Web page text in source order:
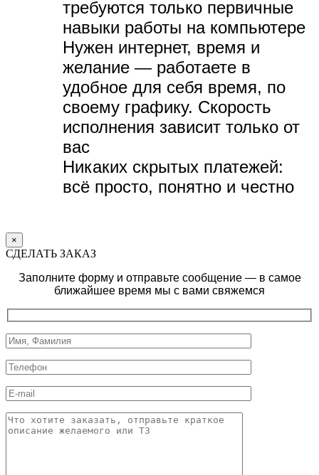
требуются только первичные
навыки работы на компьютере
Нужен интернет, время и
желание — работаете в
удобное для себя время, по
своему графику. Скорость
исполнения зависит только от
вас
Никаких скрытых платежей:
всё просто, понятно и честно
×
СДЕЛАТЬ ЗАКАЗ
Заполните форму и отправьте сообщение — в самое
ближайшее время мы с вами свяжемся